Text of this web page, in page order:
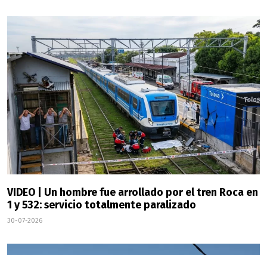
VIDEO | Un hombre fue arrollado por el tren Roca en
1 y 532: servicio totalmente paralizado
30-07-2026